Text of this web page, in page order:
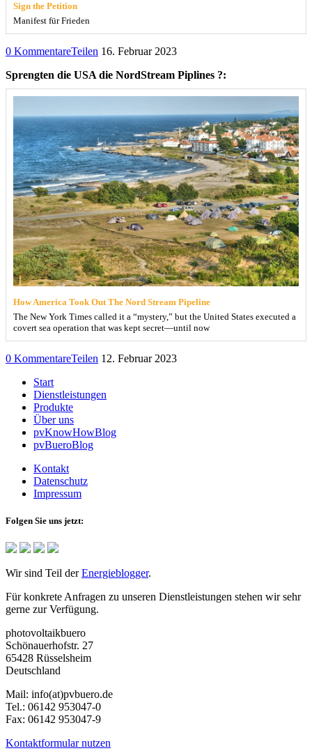
Sign the Petition
Manifest für Frieden
0 KommentareTeilen 16. Februar 2023
Sprengten die USA die NordStream Piplines ?:
How America Took Out The Nord Stream Pipeline
The New York Times called it a “mystery,” but the United States executed a
covert sea operation that was kept secret—until now
0 KommentareTeilen 12. Februar 2023
Start
Dienstleistungen
Produkte
Über uns
pvKnowHowBlog
pvBueroBlog
Kontakt
Datenschutz
Impressum
Folgen Sie uns jetzt:
Wir sind Teil derEnergieblogger.
Für konkrete Anfragen zu unseren Dienstleistungen stehen wir sehr
gerne zur Verfügung.
photovoltaikbuero
Schönauerhofstr. 27
65428 Rüsselsheim
Deutschland
Mail: info(at)pvbuero.de
Tel.: 06142 953047-0
Fax: 06142 953047-9
Kontaktformular nutzen